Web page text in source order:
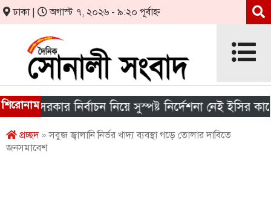
ঢাকা | অগাস্ট ৭, ২০২৬ - ৯:২০ পূর্বাহ্ন
শিরোনাম
সরকার নির্বাচন নিয়ে সুস্পষ্ট নির্দেশনা নেই ইসির কাছে
প্রচ্ছদ» সবুজ জ্বালানি নির্ভর খাদ্য ব্যবস্থা গড়ে তোলার দাবিতে
জনসমাবেশ